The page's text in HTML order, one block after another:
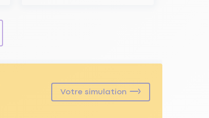
Votre simulation